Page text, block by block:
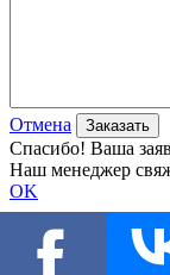
Отмена
Спасибо! Ваша
Наш менеджер
OK